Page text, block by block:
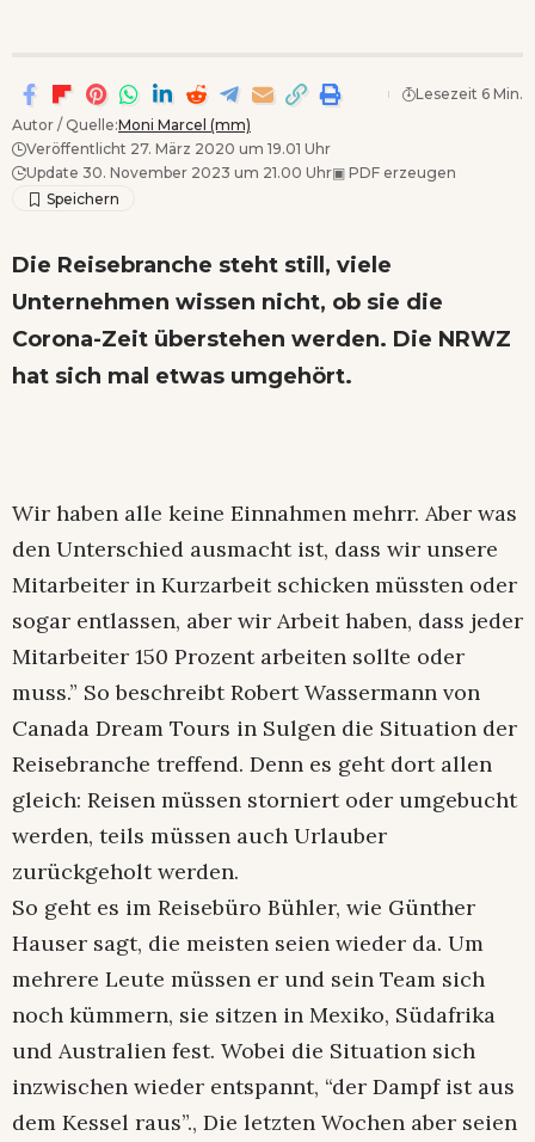
Autor / Quelle:Moni Marcel (mm)
Veröffentlicht 27. März 2020 um 19.01 Uhr
Update 30. November 2023 um 21.00 Uhr▣ PDF erzeugen
Lesezeit 6 Min.
Die Reisebranche steht still, viele
Unternehmen wissen nicht, ob sie die
Corona-Zeit überstehen werden. Die NRWZ
hat sich mal etwas umgehört.
Wir haben alle keine Einnahmen mehrr. Aber was
den Unterschied ausmacht ist, dass wir unsere
Mitarbeiter in Kurzarbeit schicken müssten oder
sogar entlassen, aber wir Arbeit haben, dass jeder
Mitarbeiter 150 Prozent arbeiten sollte oder
muss.” So beschreibt Robert Wassermann von
Canada Dream Tours in Sulgen die Situation der
Reisebranche treffend. Denn es geht dort allen
gleich: Reisen müssen storniert oder umgebucht
werden, teils müssen auch Urlauber
zurückgeholt werden.
So geht es im Reisebüro Bühler, wie Günther
Hauser sagt, die meisten seien wieder da. Um
mehrere Leute müssen er und sein Team sich
noch kümmern, sie sitzen in Mexiko, Südafrika
und Australien fest. Wobei die Situation sich
inzwischen wieder entspannt, “der Dampf ist aus
dem Kessel raus”., Die letzten Wochen aber seien